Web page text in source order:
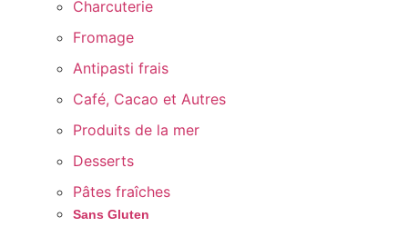
Charcuterie
Fromage
Antipasti frais
Café, Cacao et Autres
Produits de la mer
Desserts
Pâtes fraîches
Sans Gluten